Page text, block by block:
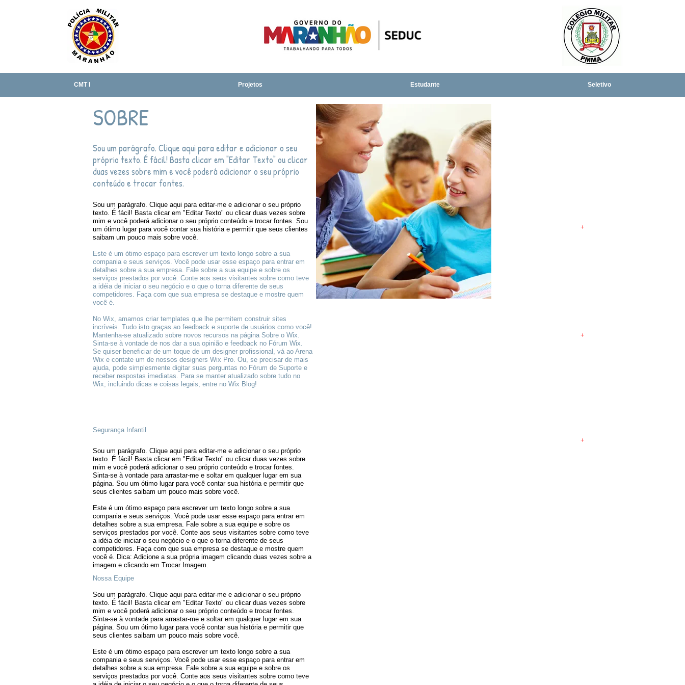
CMT I Projetos Estudante Seletivo
SOBRE
Sou um parágrafo. Clique aqui para editar e adicionar o seu
próprio texto. É fácil! Basta clicar em "Editar Texto" ou clicar
duas vezes sobre mim e você poderá adicionar o seu próprio
conteúdo e trocar fontes.
Sou um parágrafo. Clique aqui para editar-me e adicionar o seu próprio
texto. É fácil! Basta clicar em "Editar Texto" ou clicar duas vezes sobre
mim e você poderá adicionar o seu próprio conteúdo e trocar fontes. Sou
um ótimo lugar para você contar sua história e permitir que seus clientes
saibam um pouco mais sobre você.
Este é um ótimo espaço para escrever um texto longo sobre a sua
compania e seus serviços. Você pode usar esse espaço para entrar em
detalhes sobre a sua empresa. Fale sobre a sua equipe e sobre os
serviços prestados por você. Conte aos seus visitantes sobre como teve
a idéia de iniciar o seu negócio e o que o torna diferente de seus
competidores. Faça com que sua empresa se destaque e mostre quem
você é.
No Wix, amamos criar templates que lhe permitem construir sites
incríveis. Tudo isto graças ao feedback e suporte de usuários como você!
Mantenha-se atualizado sobre novos recursos na página Sobre o Wix.
Sinta-se à vontade de nos dar a sua opinião e feedback no Fórum Wix.
Se quiser beneficiar de um toque de um designer profissional, vá ao Arena
Wix e contate um de nossos designers Wix Pro. Ou, se precisar de mais
ajuda, pode simplesmente digitar suas perguntas no Fórum de Suporte e
receber respostas imediatas. Para se manter atualizado sobre tudo no
Wix, incluindo dicas e coisas legais, entre no Wix Blog!
Segurança Infantil
Sou um parágrafo. Clique aqui para editar-me e adicionar o seu próprio
texto. É fácil! Basta clicar em "Editar Texto" ou clicar duas vezes sobre
mim e você poderá adicionar o seu próprio conteúdo e trocar fontes.
Sinta-se à vontade para arrastar-me e soltar em qualquer lugar em sua
página. Sou um ótimo lugar para você contar sua história e permitir que
seus clientes saibam um pouco mais sobre você.
Este é um ótimo espaço para escrever um texto longo sobre a sua
compania e seus serviços. Você pode usar esse espaço para entrar em
detalhes sobre a sua empresa. Fale sobre a sua equipe e sobre os
serviços prestados por você. Conte aos seus visitantes sobre como teve
a idéia de iniciar o seu negócio e o que o torna diferente de seus
competidores. Faça com que sua empresa se destaque e mostre quem
você é. Dica: Adicione a sua própria imagem clicando duas vezes sobre a
imagem e clicando em Trocar Imagem.
+
+
+
Nossa Equipe
Sou um parágrafo. Clique aqui para editar-me e adicionar o seu próprio
texto. É fácil! Basta clicar em "Editar Texto" ou clicar duas vezes sobre
mim e você poderá adicionar o seu próprio conteúdo e trocar fontes.
Sinta-se à vontade para arrastar-me e soltar em qualquer lugar em sua
página. Sou um ótimo lugar para você contar sua história e permitir que
seus clientes saibam um pouco mais sobre você.
Este é um ótimo espaço para escrever um texto longo sobre a sua
compania e seus serviços. Você pode usar esse espaço para entrar em
detalhes sobre a sua empresa. Fale sobre a sua equipe e sobre os
serviços prestados por você. Conte aos seus visitantes sobre como teve